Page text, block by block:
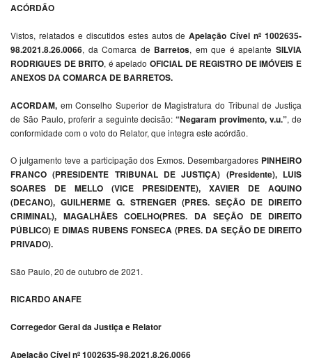
ACÓRDÃO
Vistos, relatados e discutidos estes autos deApelação Cível nº 1002635-
98.2021.8.26.0066, da Comarca de Barretos, em que é apelanteSILVIA
RODRIGUES DE BRITO, é apeladoOFICIAL DE REGISTRO DE IMÓVEIS E
ANEXOS DA COMARCA DE BARRETOS.
ACORDAM, em Conselho Superior de Magistratura do Tribunal de Justiça
de São Paulo, proferir a seguinte decisão:“Negaram provimento, v.u.”, de
conformidade com o voto do Relator, que integra este acórdão.
O julgamento teve a participação dos Exmos. Desembargadores PINHEIRO
FRANCO (PRESIDENTE TRIBUNAL DE JUSTIÇA) (Presidente), LUIS
SOARES DE MELLO (VICE PRESIDENTE), XAVIER DE AQUINO
(DECANO), GUILHERME G. STRENGER (PRES. SEÇÃO DE DIREITO
CRIMINAL), MAGALHÃES COELHO(PRES. DA SEÇÃO DE DIREITO
PÚBLICO) E DIMAS RUBENS FONSECA (PRES. DA SEÇÃO DE DIREITO
PRIVADO).
São Paulo, 20 de outubro de 2021.
RICARDO ANAFE
Corregedor Geral da Justiça e Relator
Apelação Cível nº 1002635-98.2021.8.26.0066